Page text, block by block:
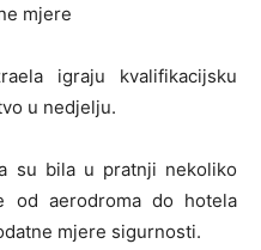
mjere
igraju kvalifikacijsku
u nedjelju.
su bila u pratnji nekoliko
od aerodroma do hotela
mjere sigurnosti.